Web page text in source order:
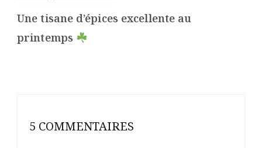
Une tisane d’épices excellente au
printemps
5 COMMENTAIRES